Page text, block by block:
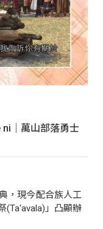
ni｜萬山部落勇士
，現今配合族人工
」凸顯辦